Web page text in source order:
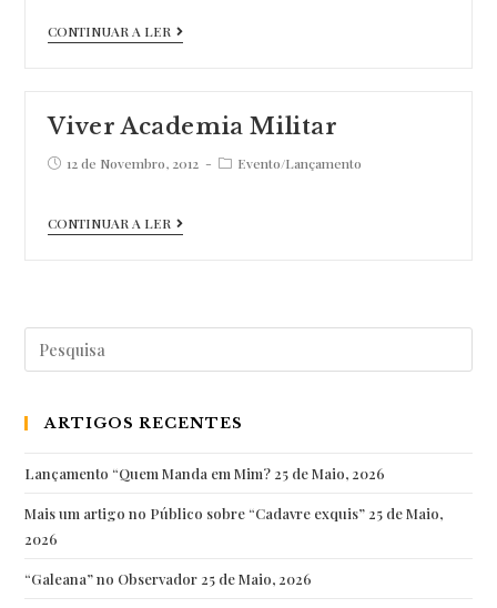
CONTINUAR A LER
Viver
–
Viver Academia Militar
Post12 de Novembro, 2012
PostEvento/Lançamento
CONTINUAR A LER
Viver
Pesquisar
ARTIGOS RECENTES
Lançamento “Quem Manda em Mim? 25 de Maio, 2026
Mais um artigo no Público sobre “Cadavre exquis” 25 de Maio,
2026
“Galeana” no Observador 25 de Maio, 2026